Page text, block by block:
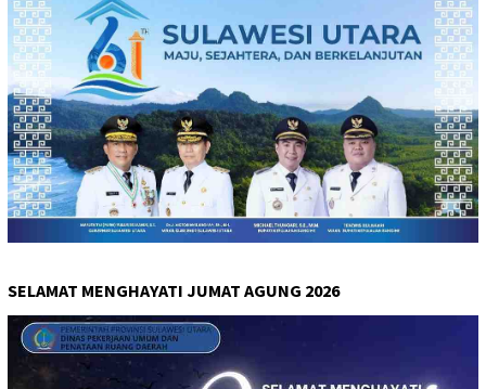
SELAMAT MENGHAYATI JUMAT AGUNG 2026